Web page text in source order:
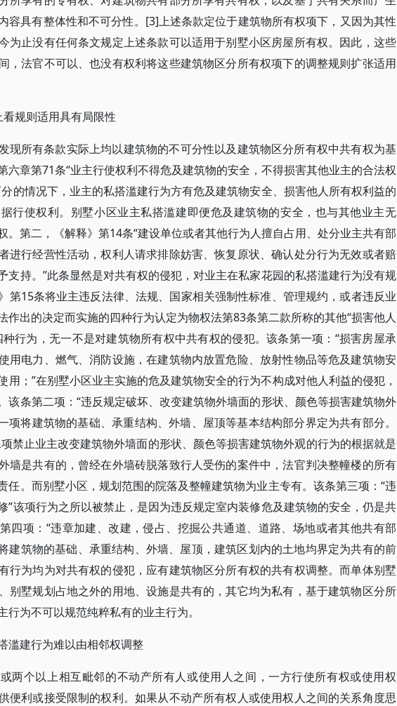
容具有整体性和不可分性。[3]上述条款定位于建筑物所有权项下，又因为其性
为止没有任何条文规定上述条款可以适用于别墅小区房屋所有权。因此，这些
，法官不可以、也没有权利将这些建筑物区分所有权项下的调整规则扩张适用
规则适用具有局限性
现所有条款实际上均以建筑物的不可分性以及建筑物区分所有权中共有权为基
六章第71条“业主行使权利不得危及建筑物的安全，不得损害其他业主的合法权
的情况下，业主的私搭滥建行为方有危及建筑物安全、损害他人所有权利益的
行使权利。别墅小区业主私搭滥建即便危及建筑物的安全，也与其他业主无
。第二，《解释》第14条“建设单位或者其他行为人擅自占用、处分业主共有部
进行经营性活动，权利人请求排除妨害、恢复原状、确认处分行为无效或者赔
支持。”此条显然是对共有权的侵犯，对业主在私家花园的私搭滥建行为没有规
第15条将业主违反法律、法规、国家相关强制性标准、管理规约，或者违反业
作出的决定而实施的四种行为认定为物权法第83条第二款所称的其他“损害他人
行为，无一不是对建筑物所有权中共有权的侵犯。该条第一项：“损害房屋承
用电力、燃气、消防设施，在建筑物内放置危险、放射性物品等危及建筑物安
用；”在别墅小区业主实施的危及建筑物安全的行为不构成对他人利益的侵犯，
该条第二项：“违反规定破坏、改变建筑物外墙面的形状、颜色等损害建筑物外
项将建筑物的基础、承重结构、外墙、屋顶等基本结构部分界定为共有部分。
禁止业主改变建筑物外墙面的形状、颜色等损害建筑物外观的行为的根据就是
墙是共有的，曾经在外墙砖脱落致行人受伤的案件中，法官判决整幢楼的所有
任。而别墅小区，规划范围的院落及整幢建筑物为业主专有。该条第三项：“违
”该项行为之所以被禁止，是因为违反规定室内装修危及建筑物的安全，仍是共
四项：“违章加建、改建，侵占、挖掘公共通道、道路、场地或者其他共有部
建筑物的基础、承重结构、外墙、屋顶，建筑区划内的土地均界定为共有的前
行为均为对共有权的侵犯，应有建筑物区分所有权的共有权调整。而单体别墅
别墅规划占地之外的用地、设施是共有的，其它均为私有，基于建筑物区分所
为不可以规范纯粹私有的业主行为。
滥建行为难以由相邻权调整
两个以上相互毗邻的不动产所有人或使用人之间，一方行使所有权或使用权
便利或接受限制的权利。如果从不动产所有权人或使用权人之间的关系角度思